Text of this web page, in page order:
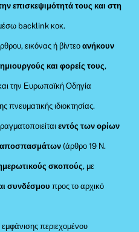
επισκεψιμότητά τους και στη
backlink κοκ.
εικόνας ή βίντεοανήκουν
και φορείς τους,
την Ευρωπαϊκή Οδηγία
ιδιοκτησίας.
εντός των ορίων
αποσπασμάτων (άρθρο 19 Ν.
σκοπούς, με
συνδέσμου προς το αρχικό
περιεχομένου